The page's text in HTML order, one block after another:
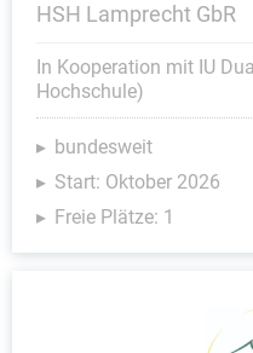
HSH Lamprecht GbR
In Kooperation mit IU
Hochschule)
bundesweit
Start: Oktober 2026
Freie Plätze: 1